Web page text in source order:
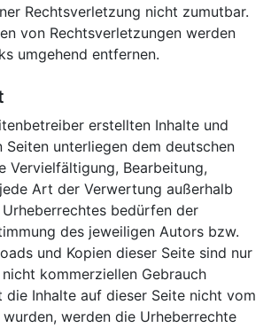
Rechtsverletzung nicht zumutbar.
von Rechtsverletzungen werden
umgehend entfernen.
erstellten Inhalte und
Seiten unterliegen dem deutschen
Vervielfältigung, Bearbeitung,
Art der Verwertung außerhalb
bedürfen der
des jeweiligen Autors bzw.
und Kopien dieser Seite sind nur
kommerziellen Gebrauch
Inhalte auf dieser Seite nicht vom
werden die Urheberrechte